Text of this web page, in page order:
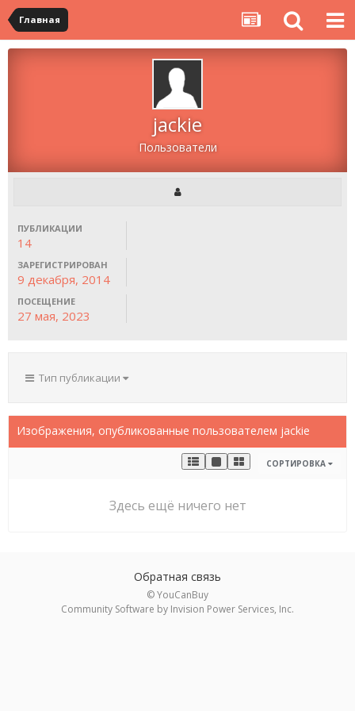
Главная
jackie
Пользователи
ПУБЛИКАЦИИ
14
ЗАРЕГИСТРИРОВАН
9 декабря, 2014
ПОСЕЩЕНИЕ
27 мая, 2023
Тип публикации
Изображения, опубликованные пользователем jackie
СОРТИРОВКА
Здесь ещё ничего нет
Обратная связь
© YouCanBuy
Community Software by Invision Power Services, Inc.